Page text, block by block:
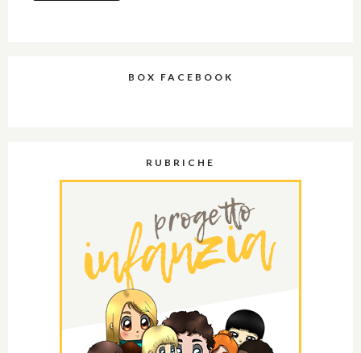
BOX FACEBOOK
RUBRICHE